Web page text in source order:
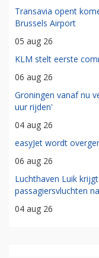
Transavia opent
Brussels Airport
05 aug 26
KLM stelt eerste
06 aug 26
Groningen vanaf nu
uur rijden'
04 aug 26
easyJet wordt
06 aug 26
Luchthaven Luik
passagiersvluchten
04 aug 26